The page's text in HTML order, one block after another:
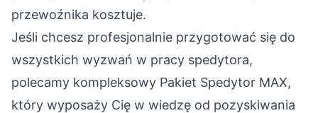
przewoźnika kosztuje.
Jeśli chcesz profesjonalnie przygotować się do
wszystkich wyzwań w pracy spedytora,
polecamy kompleksowy Pakiet Spedytor MAX,
który wyposaży Cię w wiedzę od pozyskiwania